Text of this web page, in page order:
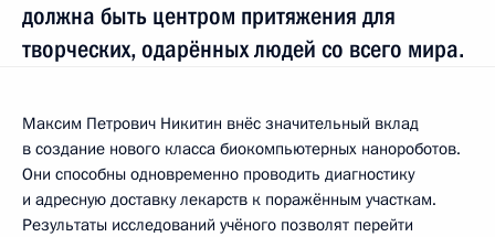
должна быть центром притяжения для
творческих, одарённых людей со всего мира.
Максим Петрович Никитин внёс значительный вклад
в создание нового класса биокомпьютерных нанороботов.
Они способны одновременно проводить диагностику
и адресную доставку лекарств к поражённым участкам.
Результаты исследований учёного позволят перейти